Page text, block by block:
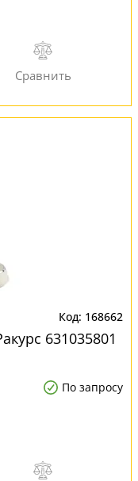
168662
631035801
По запросу